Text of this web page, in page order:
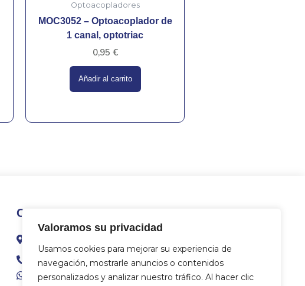
Valoramos su privacidad
Usamos cookies para mejorar su experiencia de
navegación, mostrarle anuncios o contenidos
personalizados y analizar nuestro tráfico. Al hacer clic
Optoacopladores
MOC3052 – Optoacoplador de
1 canal, optotriac
0,95 €
Añadir al carrito
Contacto
C/ Miguel Hernández 12, 46717 - La
Font d’En Carròs (Valencia)
962 833 821
684 712 329